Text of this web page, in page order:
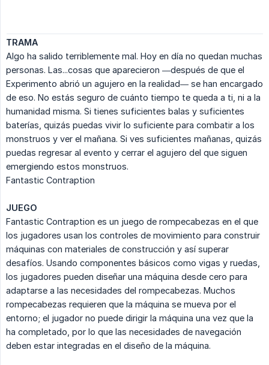
TRAMA
Algo ha salido terriblemente mal. Hoy en día no quedan muchas
personas. Las...cosas que aparecieron —después de que el
Experimento abrió un agujero en la realidad— se han encargado
de eso. No estás seguro de cuánto tiempo te queda a ti, ni a la
humanidad misma. Si tienes suficientes balas y suficientes
baterías, quizás puedas vivir lo suficiente para combatir a los
monstruos y ver el mañana. Si ves suficientes mañanas, quizás
puedas regresar al evento y cerrar el agujero del que siguen
emergiendo estos monstruos.
Fantastic Contraption
JUEGO
Fantastic Contraption es un juego de rompecabezas en el que
los jugadores usan los controles de movimiento para construir
máquinas con materiales de construcción y así superar
desafíos. Usando componentes básicos como vigas y ruedas,
los jugadores pueden diseñar una máquina desde cero para
adaptarse a las necesidades del rompecabezas. Muchos
rompecabezas requieren que la máquina se mueva por el
entorno; el jugador no puede dirigir la máquina una vez que la
ha completado, por lo que las necesidades de navegación
deben estar integradas en el diseño de la máquina.